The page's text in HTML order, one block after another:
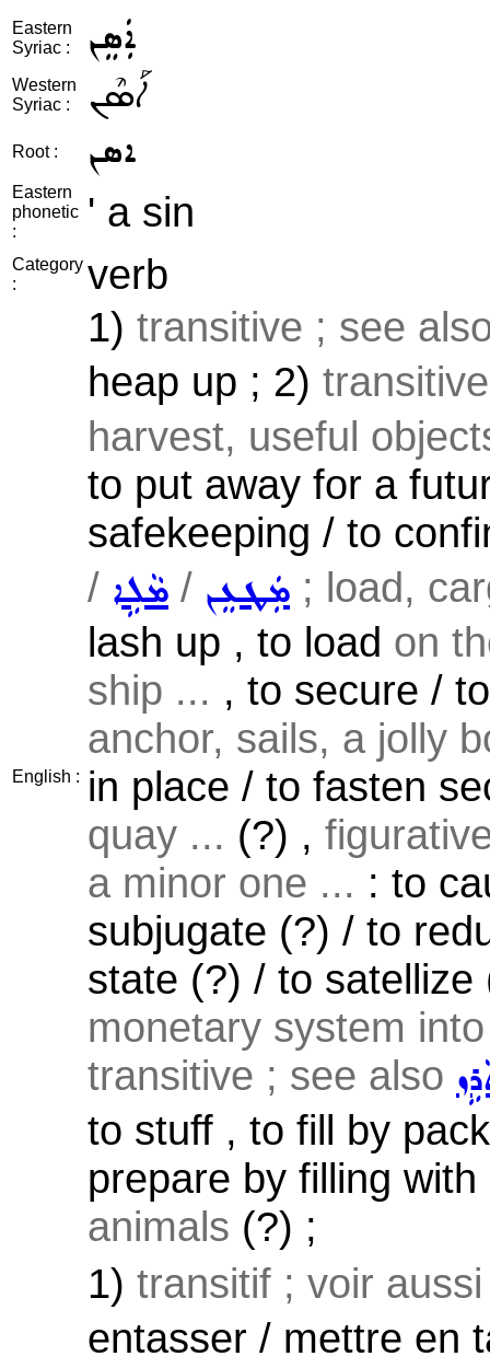
Eastern
Syriac :
ܐܲܣܸܢ
Western
Syriac :
ܐܰܣܶܢ
Root : ܐܣܢ
Eastern
phonetic
:
' a sin
Category
:
verb
English :
1) transitive ; see
heap up ; 2)
harvest, useful
to put away for a
safekeeping / to
/ ܡܵܠܹܐ / ܡܲܛܥܸܢ ; load,
lash up , to load on
ship ... , to secure /
anchor, sails, a jolly
in place / to fasten
quay ... (?) ,
a minor one ... : to
subjugate (?) / to
state (?) / to
monetary system
transitive ; see also
to stuff , to fill by
prepare by filling
animals (?) ;
1) transitif ; voir
entasser / mettre en